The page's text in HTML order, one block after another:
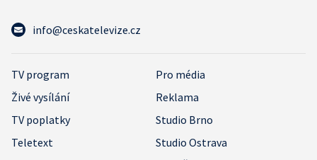
info@ceskatelevize.cz
TV program
Pro média
Živé vysílání
Reklama
TV poplatky
Studio Brno
Teletext
Studio Ostrava